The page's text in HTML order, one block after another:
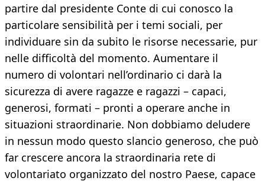
partire dal presidente Conte di cui conosco la
particolare sensibilità per i temi sociali, per
individuare sin da subito le risorse necessarie, pur
nelle difficoltà del momento. Aumentare il
numero di volontari nell’ordinario ci darà la
sicurezza di avere ragazze e ragazzi – capaci,
generosi, formati – pronti a operare anche in
situazioni straordinarie. Non dobbiamo deludere
in nessun modo questo slancio generoso, che può
far crescere ancora la straordinaria rete di
volontariato organizzato del nostro Paese, capace